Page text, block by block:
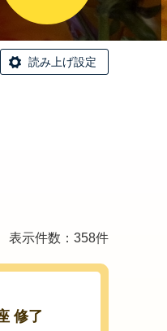
読み上げ設定
表示件数：358件
修了